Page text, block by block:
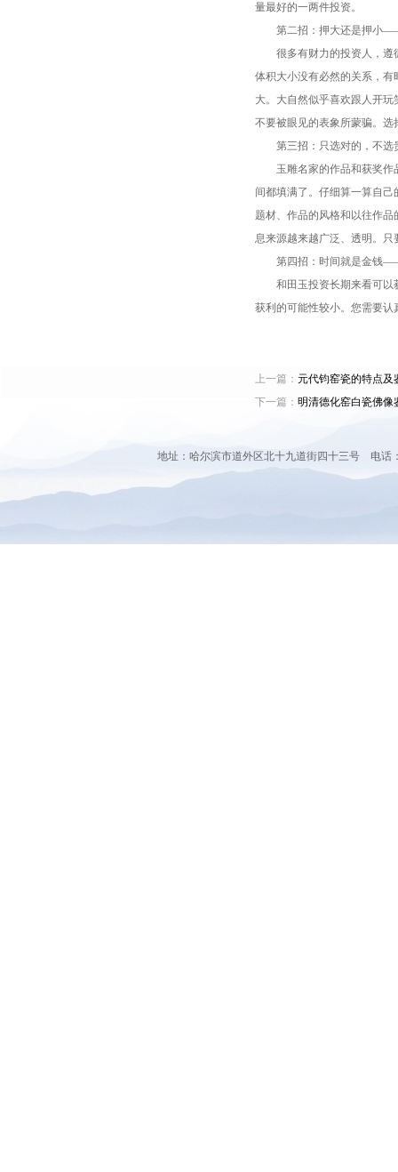
量最好的一两件投资。
第二招：押大还是押小——
很多有财力的投资人，遵循
体积大小没有必然的关系，
大。大自然似乎喜欢跟人开
不要被眼见的表象所蒙骗。
第三招：只选对的，不选
玉雕名家的作品和获奖作品
间都填满了。仔细算一算自
题材、作品的风格和以往作
息来源越来越广泛、透明。
第四招：时间就是金钱——
和田玉投资长期来看可以获
获利的可能性较小。您需要
上一篇： 元代钧窑瓷的特点及
下一篇： 明清德化窑白瓷佛像
地址：哈尔滨市道外区北十九道街四十三号 电话